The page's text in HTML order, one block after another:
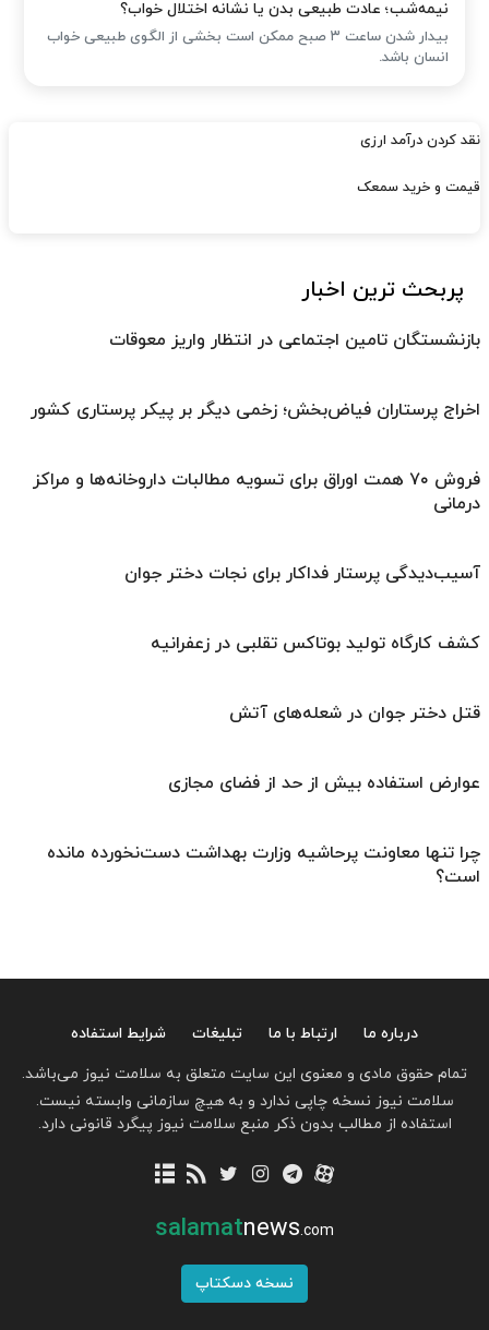
نیمه‌شب؛ عادت طبیعی بدن یا نشانه اختلال خواب؟
بیدار شدن ساعت ۳ صبح ممکن است بخشی از الگوی طبیعی خواب
انسان باشد.
نقد کردن درآمد ارزی
قیمت و خرید سمعک
پربحث ترین اخبار
بازنشستگان تامین اجتماعی در انتظار واریز معوقات
اخراج پرستاران فیاض‌بخش؛ زخمی دیگر بر پیکر پرستاری کشور
فروش ۷۰ همت اوراق برای تسویه مطالبات داروخانه‌ها و مراکز
درمانی
آسیب‌دیدگی پرستار فداکار برای نجات دختر جوان
کشف کارگاه تولید بوتاکس تقلبی در زعفرانیه
قتل دختر جوان در شعله‌های آتش
عوارض استفاده بیش از حد از فضای مجازی
چرا تنها معاونت پرحاشیه وزارت بهداشت دست‌نخورده مانده
است؟
درباره ما ارتباط با ما تبلیغات
شرایط استفاده
تمام حقوق مادی و معنوی این سایت متعلق به سلامت نیوز می‌باشد.
سلامت نیوز نسخه چاپی ندارد و به هیچ سازمانی وابسته نیست.
استفاده از مطالب بدون ذکر منبع سلامت نیوز پیگرد قانونی دارد.
salamatnews.com
نسخه دسکتاپ